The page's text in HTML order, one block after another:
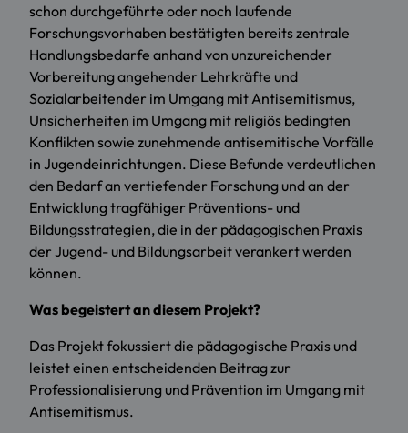
schon durchgeführte oder noch laufende
Forschungsvorhaben bestätigten bereits zentrale
Handlungsbedarfe anhand von unzureichender
Vorbereitung angehender Lehrkräfte und
Sozialarbeitender im Umgang mit Antisemitismus,
Unsicherheiten im Umgang mit religiös bedingten
Konflikten sowie zunehmende antisemitische Vorfälle
in Jugendeinrichtungen. Diese Befunde verdeutlichen
den Bedarf an vertiefender Forschung und an der
Entwicklung tragfähiger Präventions- und
Bildungsstrategien, die in der pädagogischen Praxis
der Jugend- und Bildungsarbeit verankert werden
können.
Was begeistert an diesem Projekt?
Das Projekt fokussiert die pädagogische Praxis und
leistet einen entscheidenden Beitrag zur
Professionalisierung und Prävention im Umgang mit
Antisemitismus.